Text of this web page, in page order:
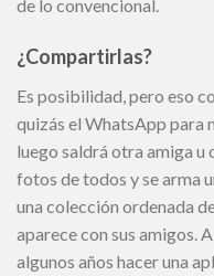
de lo convencional.
¿Compartirlas?
Es posibilidad, pero eso
quizás el WhatsApp para
luego saldrá otra amiga
fotos de todos y se arma
una colección ordenada
aparece con sus amigos.
algunos años hacer una